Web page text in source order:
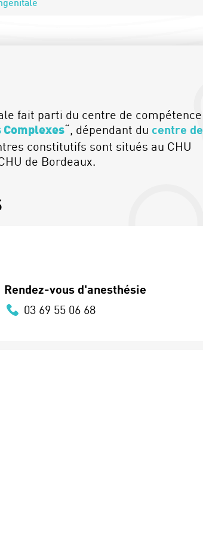
fait parti du centre de compétence
Complexes“, dépendant du centre de
constitutifs sont situés au CHU
de Bordeaux.
Rendez-vous d'anesthésie
03 69 55 06 68